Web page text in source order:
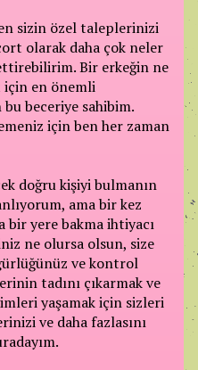
sizin özel taleplerinizi
olarak daha çok neler
Bir erkeğin ne
en önemli
beceriye sahibim.
için ben her zaman
doğru kişiyi bulmanın
ama bir kez
bir yere bakma ihtiyacı
ne olursa olsun, size
ve kontrol
tadını çıkarmak ve
yaşamak için sizleri
ve daha fazlasını